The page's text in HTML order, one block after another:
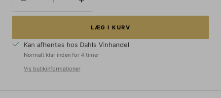
mængden
Forøg
mængden
LÆG I KURV
Kan afhentes hos Dahls Vinhandel
Normalt klar inden for 4 timer
Vis butikinformationer